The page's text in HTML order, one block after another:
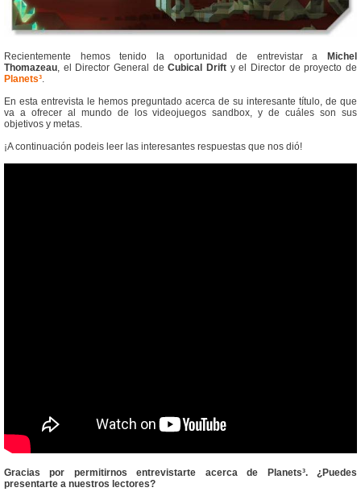
Recientemente hemos tenido la oportunidad de entrevistar a
Michel
Thomazeau, el Director General deCubical Drift y el Director de proyecto de
Planets³.
En esta entrevista le hemos preguntado acerca de su interesante título, de que
va a ofrecer al mundo de los videojuegos sandbox, y de cuáles son sus
objetivos y metas.
¡A continuación podeis leer las interesantes respuestas que nos dió!
Gracias por permitirnos entrevistarte acerca de Planets³. ¿Puedes
presentarte a nuestros lectores?